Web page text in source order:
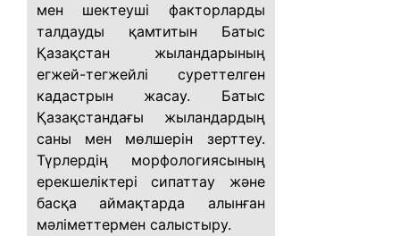
мен шектеуші факторларды
талдауды қамтитын Батыс
Қазақстан жыландарының
егжей-тегжейлі суреттелген
кадастрын жасау. Батыс
Қазақстандағы жыландардың
саны мен мөлшерін зерттеу.
Түрлердің морфологиясының
ерекшеліктері сипаттау және
басқа аймақтарда алынған
мәліметтермен салыстыру.